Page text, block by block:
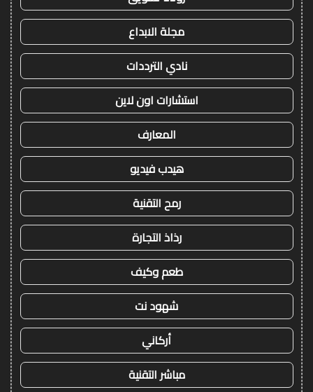
مجلة الابداع
نادي الترددات
استشارات اون لاين
المعارف
هيدب فيديو
رمح التقنية
رذاذ التجارة
طعم وكيف
شهود نت
أركاني
مباشر التقنية